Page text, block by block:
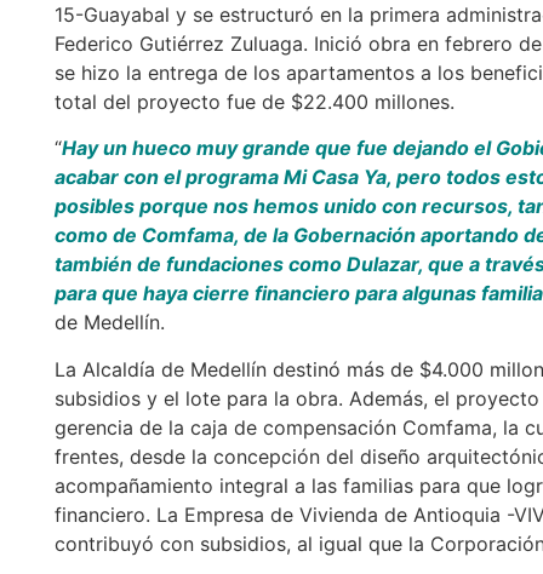
15-Guayabal y se estructuró en la primera
Federico Gutiérrez Zuluaga. Inició obra en febrero
se hizo la entrega de los apartamentos a los
total del proyecto fue de $22.400 millones.
“Hay un hueco muy grande que fue dejando el
acabar con el programa Mi Casa Ya, pero todos
posibles porque nos hemos unido con recursos,
como de Comfama, de la Gobernación aportando
también de fundaciones como Dulazar, que a
para que haya cierre financiero para algunas
de Medellín.
La Alcaldía de Medellín destinó más de $4.000
subsidios y el lote para la obra. Además, el
gerencia de la caja de compensación Comfama, la
frentes, desde la concepción del diseño
acompañamiento integral a las familias para que
financiero. La Empresa de Vivienda de Antioquia -
contribuyó con subsidios, al igual que la